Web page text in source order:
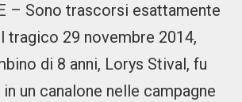
– Sono trascorsi esattamente
tragico 29 novembre 2014,
di 8 anni, Lorys Stival, fu
un canalone nelle campagne